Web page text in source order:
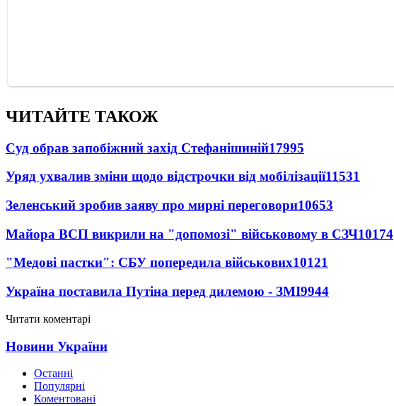
ЧИТАЙТЕ ТАКОЖ
Суд обрав запобіжний захід Стефанішиній17995
Уряд ухвалив зміни щодо відстрочки від мобілізації11531
Зеленський зробив заяву про мирні переговори10653
Майора ВСП викрили на "допомозі" військовому в СЗЧ10174
"Медові пастки": СБУ попередила військових10121
Україна поставила Путіна перед дилемою - ЗМІ9944
Читати коментарі
Новини України
Останні
Популярні
Коментовані